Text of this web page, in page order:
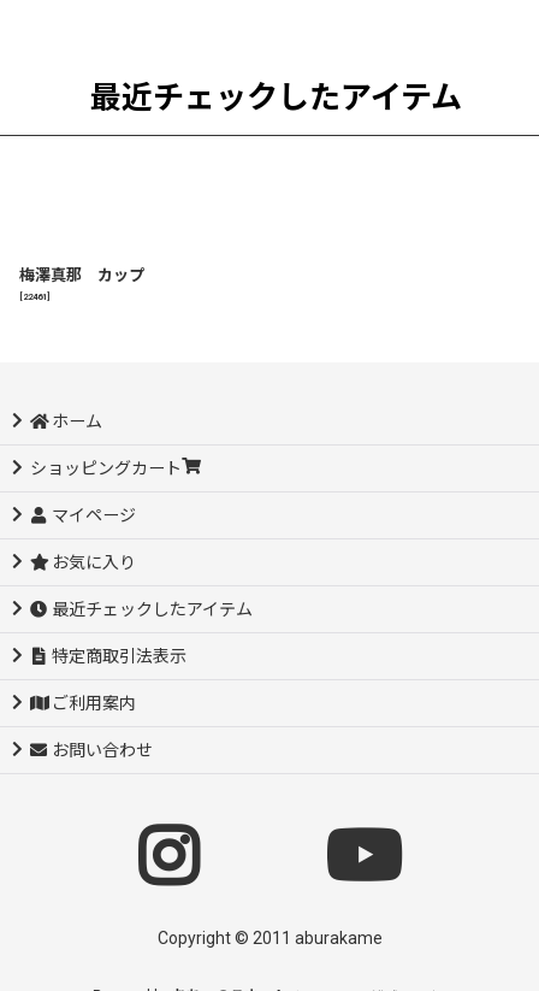
最近チェックしたアイテム
梅澤真那 カップ
22461
ホーム
ショッピングカート
マイページ
お気に入り
最近チェックしたアイテム
特定商取引法表示
ご利用案内
お問い合わせ
Copyright © 2011 aburakame